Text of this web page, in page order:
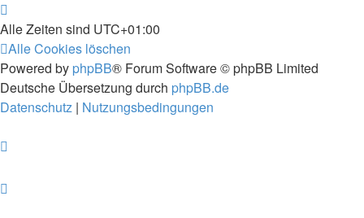
Alle Zeiten sind UTC+01:00
Alle Cookies löschen
Powered by phpBB® Forum Software © phpBB Limited
Deutsche Übersetzung durch phpBB.de
Datenschutz | Nutzungsbedingungen